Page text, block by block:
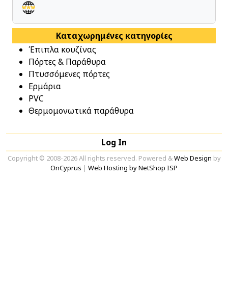
Καταχωρημένες κατηγορίες
Έπιπλα κουζίνας
Πόρτες & Παράθυρα
Πτυσσόμενες πόρτες
Ερμάρια
PVC
Θερμομονωτικά παράθυρα
Log In
Copyright © 2008-2026 All rights reserved. Powered &Web Design by
OnCyprus | Web Hosting by NetShop ISP